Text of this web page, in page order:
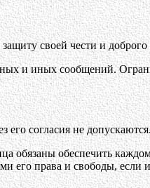
своей чести и
и иных сообщений.
согласия не допускаются.
обязаны обеспечить
его права и свободы, если